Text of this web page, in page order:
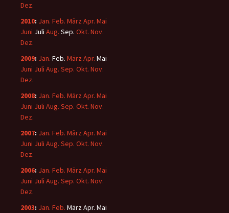
Dez.
2010: Jan. Feb. März Apr. Mai
Juni Juli Aug. Sep. Okt. Nov.
Dez.
2009: Jan. Feb. März Apr. Mai
Juni Juli Aug. Sep. Okt. Nov.
Dez.
2008: Jan. Feb. März Apr. Mai
Juni Juli Aug. Sep. Okt. Nov.
Dez.
2007: Jan. Feb. März Apr. Mai
Juni Juli Aug. Sep. Okt. Nov.
Dez.
2006: Jan. Feb. März Apr. Mai
Juni Juli Aug. Sep. Okt. Nov.
Dez.
2003: Jan. Feb. MärzApr. Mai